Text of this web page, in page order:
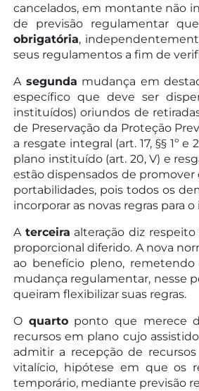
cancelados, em montante não
de previsão regulamentar
obrigatória,
seus regulamentos a fim de
A segunda mudança em
específico que deve ser
instituídos) oriundos de
de Preservação da Proteção
a resgate integral (art. 17, §§ 1º
plano instituído (art. 20, V) e
estão dispensados de
portabilidades, pois todos os
incorporar as novas regras para
A terceira alteração diz
proporcional diferido. A nova
ao benefício pleno,
mudança regulamentar, nesse
queiram flexibilizar suas regras.
O quartoponto que merece
recursos em plano cujo
admitir a recepção de
vitalício, hipótese em que os
temporário, mediante previsão